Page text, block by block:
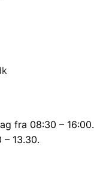
fra 08:30 – 16:00.
13.30.